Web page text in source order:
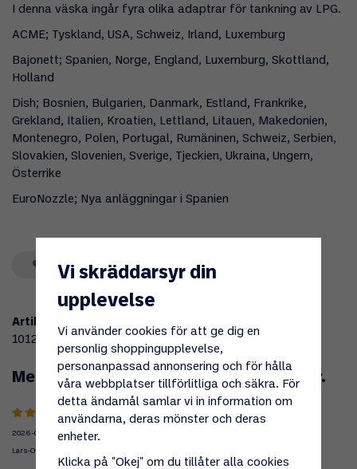
I denna väska ingår fyra olika adaptrar för tankning av LPG.
ACME; Tyskland, USA, Schweiz, Irland, Luxemburg
Bajonett; Spanien, Norge, England, Luxemburg, Skottland,
Holland
Dish; Bosnien, Bulgarien, Danmark, Estland, Frankrike,
Grekland, Italien, Kroatien, Lettland, Litauen, Makedonien,
Montenegro, Polen, Portugal, Rumäninen, Schweiz, Serbien,
Slovakien, Slovenien, Sverige, Tjeckien, Ukraina, Ungern,
Österrike
EuroNozzle; Nya anläggningar i Spanien
Spara som favorit
Artikelnummer:
101227
Medelbetyg4.5/5 baserat på 2st röster.
2026-05-01
Lars-Ove
Vi skräddarsyr din
upplevelse
Vi använder cookies för att ge dig en
personlig shoppingupplevelse,
personanpassad annonsering och för hålla
våra webbplatser tillförlitliga och säkra. För
detta ändamål samlar vi in information om
användarna, deras mönster och deras
enheter.
Klicka på "Okej" om du tillåter alla cookies